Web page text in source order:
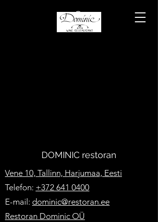
DOMINIC restoran
Vene 10, Tallinn, Harjumaa, Eesti
Telefon: +372 641 0400
E-mail: dominic@restoran.ee
Restoran Dominic OÜ